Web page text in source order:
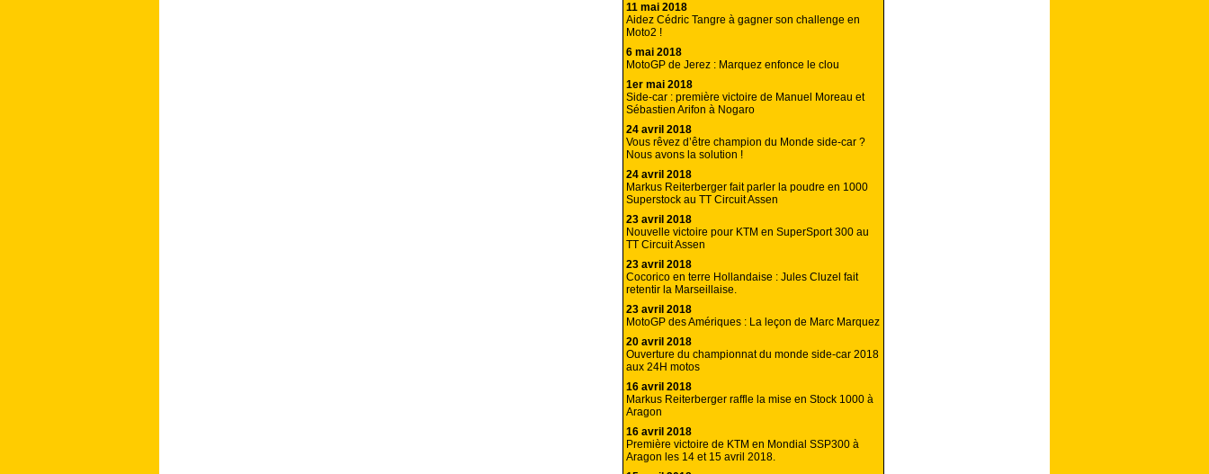
11 mai 2018
Aidez Cédric Tangre à gagner son challenge en
Moto2 !
6 mai 2018
MotoGP de Jerez : Marquez enfonce le clou
1er mai 2018
Side-car : première victoire de Manuel Moreau et
Sébastien Arifon à Nogaro
24 avril 2018
Vous rêvez d’être champion du Monde side-car ?
Nous avons la solution !
24 avril 2018
Markus Reiterberger fait parler la poudre en 1000
Superstock au TT Circuit Assen
23 avril 2018
Nouvelle victoire pour KTM en SuperSport 300 au
TT Circuit Assen
23 avril 2018
Cocorico en terre Hollandaise : Jules Cluzel fait
retentir la Marseillaise.
23 avril 2018
MotoGP des Amériques : La leçon de Marc Marquez
20 avril 2018
Ouverture du championnat du monde side-car 2018
aux 24H motos
16 avril 2018
Markus Reiterberger raffle la mise en Stock 1000 à
Aragon
16 avril 2018
Première victoire de KTM en Mondial SSP300 à
Aragon les 14 et 15 avril 2018.